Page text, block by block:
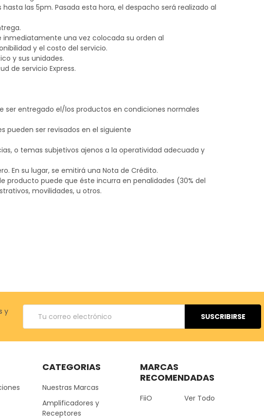
las 5pm. Pasada esta hora, el despacho será realizado al
inmediatamente una vez colocada su orden al
y el costo del servicio.
y sus unidades.
de servicio Express.
entregado el/los productos en condiciones normales
pueden ser revisados en el siguiente
o temas subjetivos ajenos a la operatividad adecuada y
En su lugar, se emitirá una Nota de Crédito.
producto puede que éste incurra en penalidades (30% del
movilidades, u otros.
y
electrónico
CATEGORIAS
Nuestras Marcas
Amplificadores y
Receptores
MARCAS
RECOMENDADAS
FiiO Ver Todo